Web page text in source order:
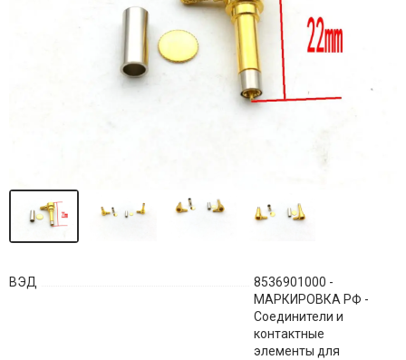
ВЭД
8536901000 -
МАРКИРОВКА РФ -
Соединители и
контактные
элементы для